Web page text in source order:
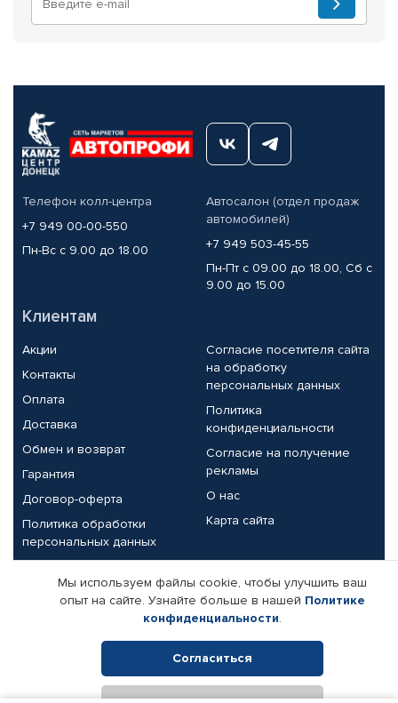
Телефон колл-центра
+7 949 00-00-550
Пн-Вс с 9.00 до 18.00
Автосалон (отдел продаж
автомобилей)
+7 949 503-45-55
Пн-Пт с 09.00 до 18.00, Сб с
9.00 до 15.00
Клиентам
Акции
Контакты
Оплата
Доставка
Обмен и возврат
Гарантия
Договор-оферта
Политика обработки
персональных данных
Согласие посетителя сайта
на обработку
персональных данных
Политика
конфиденциальности
Согласие на получение
рекламы
О нас
Карта сайта
Партнерам
Корпоративным клиентам
Поставщикам
Реквизиты компании
Мы используем файлы cookie, чтобы улучшить ваш
опыт на сайте. Узнайте больше в нашей Политике
конфиденциальности.
Согласиться